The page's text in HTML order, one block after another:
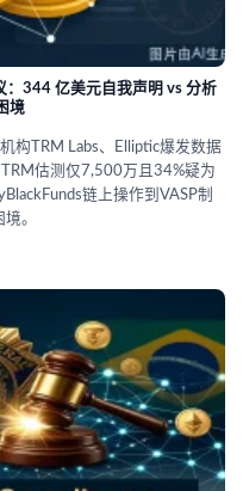
：344 亿美元自我声明 vs 分析
境
构TRM Labs、Elliptic爆发数据
估测仅7,500万且34%疑为
链上操作到VASP制
。